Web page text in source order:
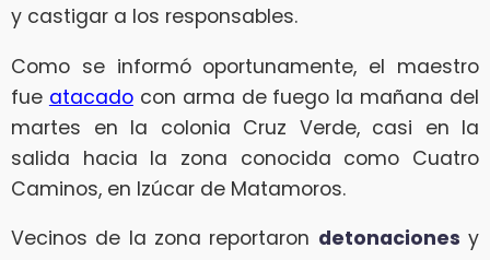
y castigar a los responsables.
Como se informó oportunamente, el maestro
fue atacadocon arma de fuego la mañana del
martes en la colonia Cruz Verde, casi en la
salida hacia la zona conocida como Cuatro
Caminos, en Izúcar de Matamoros.
Vecinos de la zona reportaron detonaciones y